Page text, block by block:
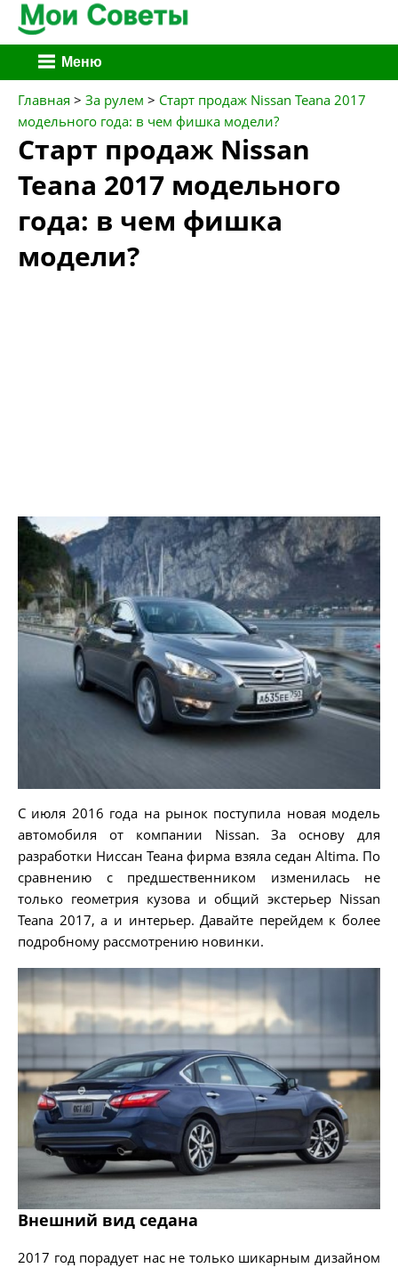
Перейти
к
содержимому
Меню
Главная > За рулем > Старт продаж Nissan Teana 2017
модельного года: в чем фишка модели?
Старт продаж Nissan
Teana 2017 модельного
года: в чем фишка
модели?
С июля 2016 года на рынок поступила новая модель
автомобиля от компании Nissan. За основу для
разработки Ниссан Теана фирма взяла седан Altima. По
сравнению с предшественником изменилась не
только геометрия кузова и общий экстерьер Nissan
Teana 2017, а и интерьер. Давайте перейдем к более
подробному рассмотрению новинки.
Внешний вид седана
2017 год порадует нас не только шикарным дизайном